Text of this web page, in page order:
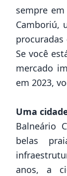
sempre
Camboriú,
Se você
mercado
em 2023,
Uma
Balneário
belas
anos, a